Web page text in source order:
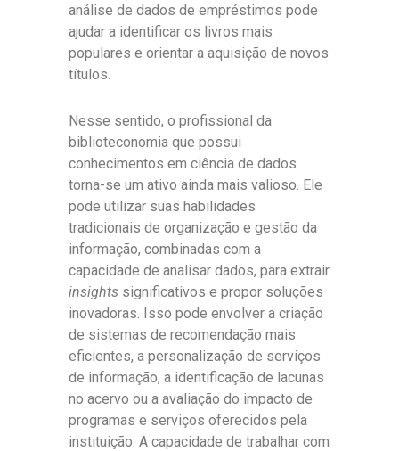
análise de dados de empréstimos pode
ajudar a identificar os livros mais
populares e orientar a aquisição de novos
títulos.
Nesse sentido, o profissional da
biblioteconomia que possui
conhecimentos em ciência de dados
torna-se um ativo ainda mais valioso. Ele
pode utilizar suas habilidades
tradicionais de organização e gestão da
informação, combinadas com a
capacidade de analisar dados, para extrair
insights significativos e propor soluções
inovadoras. Isso pode envolver a criação
de sistemas de recomendação mais
eficientes, a personalização de serviços
de informação, a identificação de lacunas
no acervo ou a avaliação do impacto de
programas e serviços oferecidos pela
instituição. A capacidade de trabalhar com